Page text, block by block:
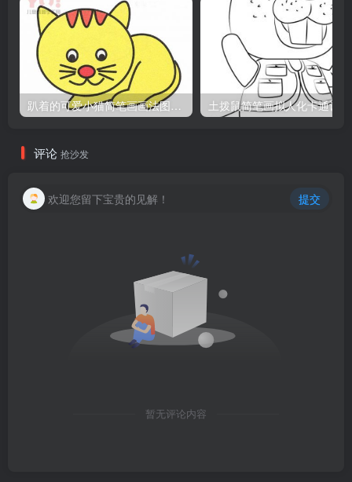
趴着的可爱小猫简笔画画法图片教程
评论 抢沙发
欢迎您留下宝贵的见解！ 提交
暂无评论内容